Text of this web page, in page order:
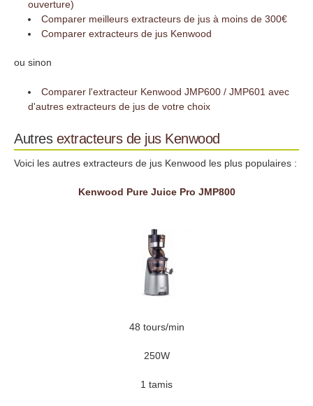
ouverture)
Comparer meilleurs extracteurs de jus à moins de 300€
Comparer extracteurs de jus Kenwood
ou sinon
Comparer l'extracteur Kenwood JMP600 / JMP601 avec
d'autres extracteurs de jus de votre choix
Autres extracteurs de jus Kenwood
Voici les autres extracteurs de jus Kenwood les plus populaires :
Kenwood Pure Juice Pro JMP800
48 tours/min
250W
1 tamis